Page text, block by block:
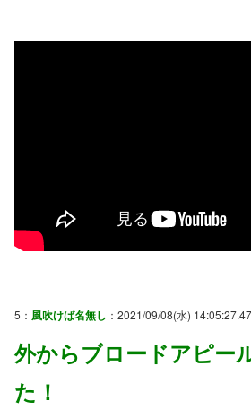
5： 風吹けば名無し ：2021/09/08(水)
外からブロードアピー
た！